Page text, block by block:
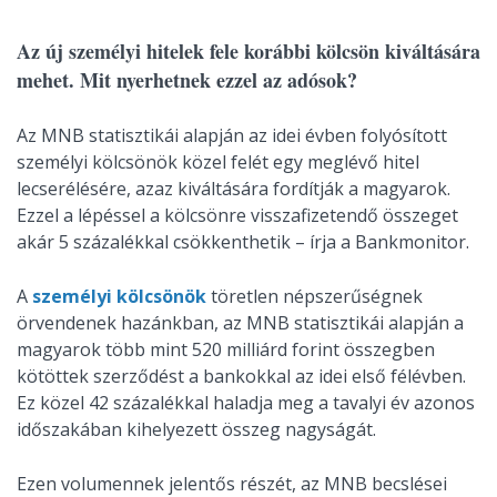
Az új személyi hitelek fele korábbi kölcsön kiváltására
mehet. Mit nyerhetnek ezzel az adósok?
Az MNB statisztikái alapján az idei évben folyósított
személyi kölcsönök közel felét egy meglévő hitel
lecserélésére, azaz kiváltására fordítják a magyarok.
Ezzel a lépéssel a kölcsönre visszafizetendő összeget
akár 5 százalékkal csökkenthetik – írja a Bankmonitor.
A személyi kölcsönöktöretlen népszerűségnek
örvendenek hazánkban, az MNB statisztikái alapján a
magyarok több mint 520 milliárd forint összegben
kötöttek szerződést a bankokkal az idei első félévben.
Ez közel 42 százalékkal haladja meg a tavalyi év azonos
időszakában kihelyezett összeg nagyságát.
Ezen volumennek jelentős részét, az MNB becslései